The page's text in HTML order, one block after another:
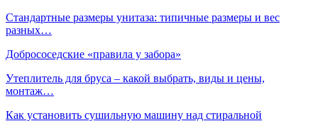
Стандартные размеры унитаза: типичные размеры и вес
разных…
Добрососедские «правила у забора»
Утеплитель для бруса – какой выбрать, виды и цены,
монтаж…
Как установить сушильную машину над стиральной